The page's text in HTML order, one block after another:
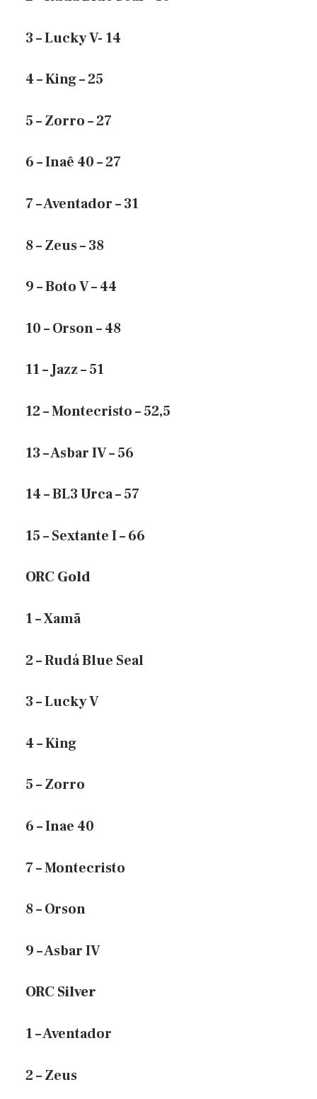
3 – Lucky V- 14
4 – King – 25
5 – Zorro – 27
6 – Inaê 40 – 27
7 – Aventador – 31
8 – Zeus – 38
9 – Boto V – 44
10 – Orson – 48
11 – Jazz – 51
12 – Montecristo – 52,5
13 – Asbar IV – 56
14 – BL3 Urca – 57
15 – Sextante I – 66
ORC Gold
1 – Xamã
2 – Rudá Blue Seal
3 – Lucky V
4 – King
5 – Zorro
6 – Inae 40
7 – Montecristo
8 – Orson
9 – Asbar IV
ORC Silver
1 – Aventador
2 – Zeus